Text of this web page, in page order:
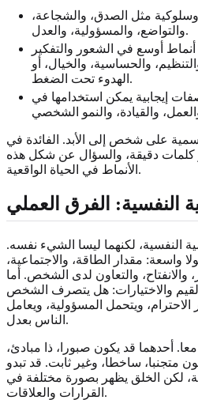
مثل الصدق، والشجاعة،
والتواضع، والمسؤولية، والعدل.
أوسع في الشعور والتفكير
والحساسية، والخيال، أو
الهدوء تحت الضغط.
إيجابية يمكن استخدامها في
على شخص إلى الأبد. الفائدة في
كلمات دقيقة، والسؤال عن شكل هذه
الأنماط في الحياة الواقعية.
النفسية: الفرق العملي
النفسية، لكنهما ليسا الشيء نفسه.
واسعة: مقدار الطاقة، والاجتماعية،
والانفتاح، والتعاون لدى الشخص. أما
القيم والاختيارات: هل يتصرف الشخص
ويتحمل المسؤولية، ويعامل
الناس بعدل.
أحدهما قد يكون صبورا، ذا مبادئ،
متجنبا، ساخطا، وغير ثابت. قد تبدو
لكن الخلق يظهر بصورة مختلفة في
القرارات والعلاقات.